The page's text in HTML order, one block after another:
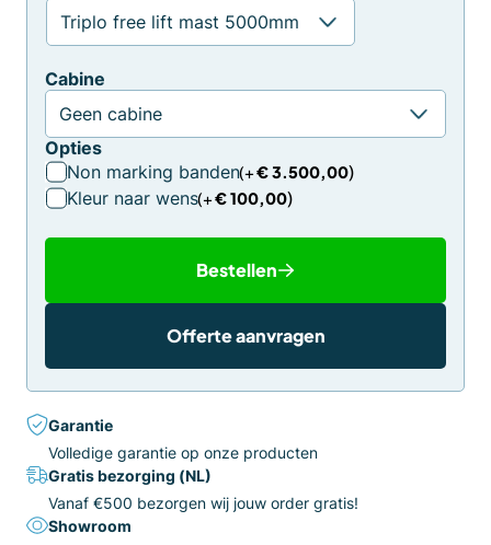
Cabine
Opties
Non marking banden
€3.500,00
Kleur naar wens €100,00
Bestellen
Offerte aanvragen
Garantie
Volledige garantie op onze producten
Gratis bezorging (NL)
Vanaf €500 bezorgen wij jouw order gratis!
Showroom